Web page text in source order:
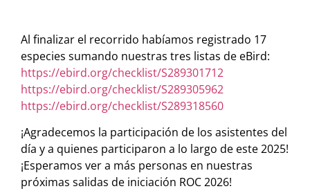
Al finalizar el recorrido habíamos registrado 17
especies sumando nuestras tres listas de eBird:
https://ebird.org/checklist/S289301712
https://ebird.org/checklist/S289305962
https://ebird.org/checklist/S289318560
¡Agradecemos la participación de los asistentes del
día y a quienes participaron a lo largo de este 2025!
¡Esperamos ver a más personas en nuestras
próximas salidas de iniciación ROC 2026!